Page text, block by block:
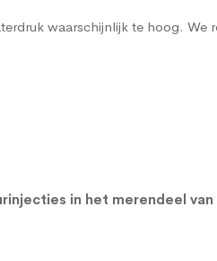
waarschijnlijk te hoog. We
in het merendeel